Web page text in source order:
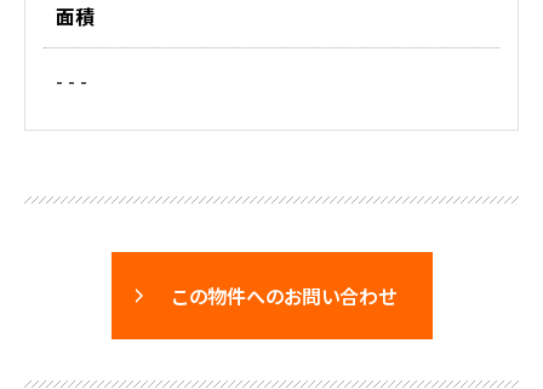
面積
- - -
この物件へのお問い合わせ